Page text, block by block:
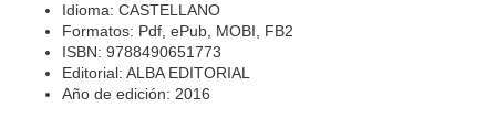
Idioma: CASTELLANO
Formatos: Pdf, ePub, MOBI, FB2
ISBN: 9788490651773
Editorial: ALBA EDITORIAL
Año de edición: 2016